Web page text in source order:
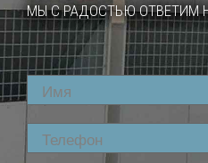
МЫ С РАДОСТЬЮ ОТВЕТИМ
Name
Phone